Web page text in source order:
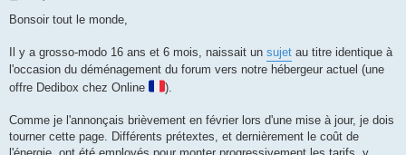
s
Bonsoir tout le monde,
Il y a grosso-modo 16 ans et 6 mois, naissait un sujet au titre identique à
l'occasion du déménagement du forum vers notre hébergeur actuel (une
offre Dedibox chez Online
).
Comme je l'annonçais brièvement en février lors d'une mise à jour, je dois
tourner cette page. Différents prétextes, et dernièrement le coût de